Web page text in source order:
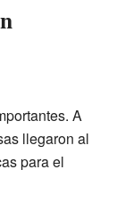
A
llegaron al
para el